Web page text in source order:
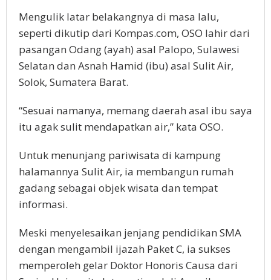
Mengulik latar belakangnya di masa lalu,
seperti dikutip dari Kompas.com, OSO lahir dari
pasangan Odang (ayah) asal Palopo, Sulawesi
Selatan dan Asnah Hamid (ibu) asal Sulit Air,
Solok, Sumatera Barat.
“Sesuai namanya, memang daerah asal ibu saya
itu agak sulit mendapatkan air,” kata OSO.
Untuk menunjang pariwisata di kampung
halamannya Sulit Air, ia membangun rumah
gadang sebagai objek wisata dan tempat
informasi.
Meski menyelesaikan jenjang pendidikan SMA
dengan mengambil ijazah Paket C, ia sukses
memperoleh gelar Doktor Honoris Causa dari